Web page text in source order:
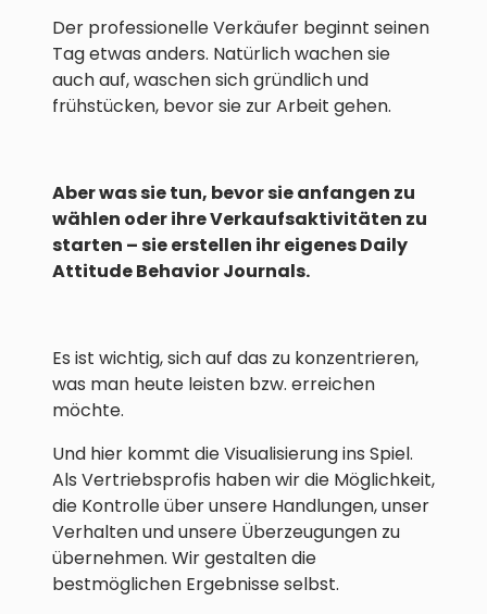
Der professionelle Verkäufer beginnt seinen
Tag etwas anders. Natürlich wachen sie
auch auf, waschen sich gründlich und
frühstücken, bevor sie zur Arbeit gehen.
Aber was sie tun, bevor sieanfangen zu
wählen oder ihre Verkaufsaktivitäten zu
starten – sie erstellen ihr eigenes Daily
Attitude Behavior Journals.
Es ist wichtig, sich auf das zu konzentrieren,
was man heute leisten bzw. erreichen
möchte.
Und hier kommt die Visualisierung ins Spiel.
Als Vertriebsprofis haben wir die Möglichkeit,
die Kontrolle über unsere Handlungen, unser
Verhalten und unsere Überzeugungen zu
übernehmen. Wir gestalten die
bestmöglichen Ergebnisse selbst.